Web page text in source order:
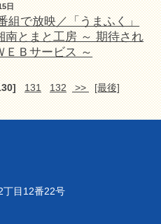
日
組で放映／「うまふく」
南とまと工房 ～ 期待され
ＥＢサービス ～
131 132 >> [最後]
丁目12番22号